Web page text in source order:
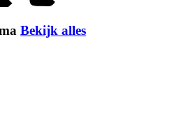
Bekijk alles